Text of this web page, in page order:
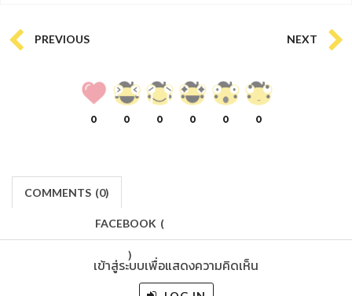
PREVIOUS NEXT
0 0 0 0 0 0
COMMENTS (0)
FACEBOOK (
)
เข้าสู่ระบบเพื่อแสดงความคิดเห็น